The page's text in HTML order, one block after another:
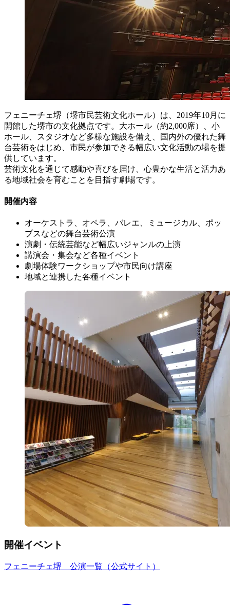
フェニーチェ堺（堺市民芸術文化ホール）は、2019年10月に
開館した堺市の文化拠点です。大ホール（約2,000席）、小
ホール、スタジオなど多様な施設を備え、国内外の優れた舞
台芸術をはじめ、市民が参加できる幅広い文化活動の場を提
供しています。
芸術文化を通じて感動や喜びを届け、心豊かな生活と活力あ
る地域社会を育むことを目指す劇場です。
開催内容
オーケストラ、オペラ、バレエ、ミュージカル、ポッ
プスなどの舞台芸術公演
演劇・伝統芸能など幅広いジャンルの上演
講演会・集会など各種イベント
劇場体験ワークショップや市民向け講座
地域と連携した各種イベント
開催イベント
フェニーチェ堺 公演一覧（公式サイト）